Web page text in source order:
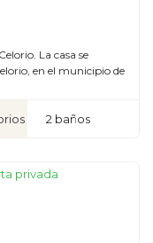
La casa se
en el municipio de
2 baños